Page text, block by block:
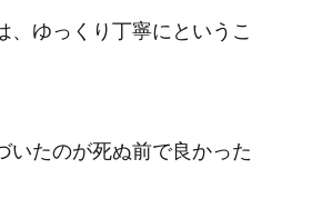
ゆっくり丁寧にというこ
いたのが死ぬ前で良かった